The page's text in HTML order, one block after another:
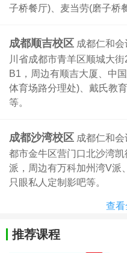
子桥餐厅)、麦当劳(磨子桥
成都顺吉校区 成都仁和
川省成都市青羊区顺城大
B1，周边有顺吉大厦、中
体育场路分理处)、戴氏教
等。
成都沙湾校区 成都仁和
都市金牛区营门口北沙湾
派，周边有万科加州湾V派
只眼私人定制影吧等。
查看
推荐课程